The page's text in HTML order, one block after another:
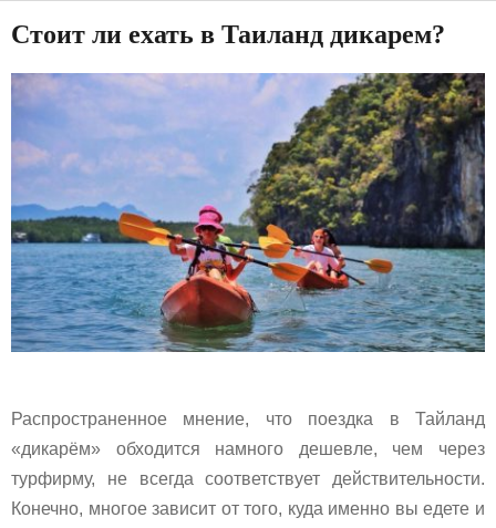
Стоит ли ехать в Таиланд дикарем?
Распространенное мнение, что поездка в Тайланд
«дикарём» обходится намного дешевле, чем через
турфирму, не всегда соответствует действительности.
Конечно, многое зависит от того, куда именно вы едете и